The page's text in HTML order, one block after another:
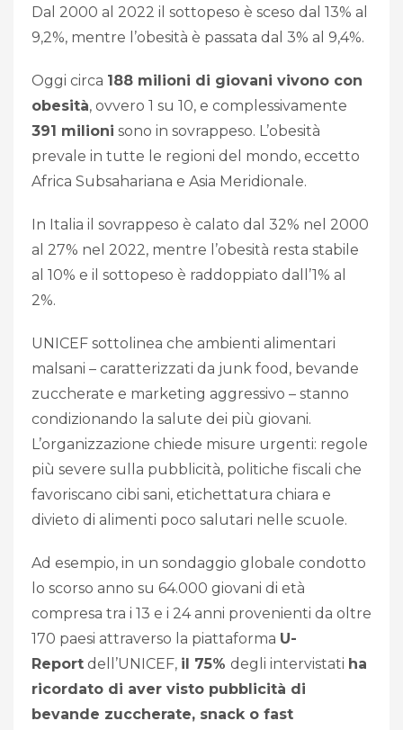
Dal 2000 al 2022 il sottopeso è sceso dal 13% al
9,2%, mentre l’obesità è passata dal 3% al 9,4%.
Oggi circa 188 milioni di giovani vivono con
obesità, ovvero 1 su 10, e complessivamente
391 milioni sono in sovrappeso. L’obesità
prevale in tutte le regioni del mondo, eccetto
Africa Subsahariana e Asia Meridionale.
In Italia il sovrappeso è calato dal 32% nel 2000
al 27% nel 2022, mentre l’obesità resta stabile
al 10% e il sottopeso è raddoppiato dall’1% al
2%.
UNICEF sottolinea che ambienti alimentari
malsani – caratterizzati da junk food, bevande
zuccherate e marketing aggressivo – stanno
condizionando la salute dei più giovani.
L’organizzazione chiede misure urgenti: regole
più severe sulla pubblicità, politiche fiscali che
favoriscano cibi sani, etichettatura chiara e
divieto di alimenti poco salutari nelle scuole.
Ad esempio, in un sondaggio globale condotto
lo scorso anno su 64.000 giovani di età
compresa tra i 13 e i 24 anni provenienti da oltre
170 paesi attraverso la piattaforma U-
Report dell’UNICEF, il 75% degli intervistati ha
ricordato di aver visto pubblicità di
bevande zuccherate, snack o fast